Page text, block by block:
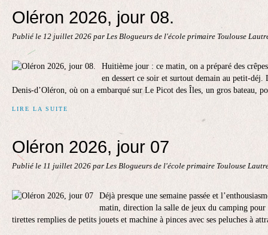
Oléron 2026, jour 08.
Publié le 12 juillet 2026 par Les Blogueurs de l'école primaire Toulouse
Huitième jour : ce matin, on a préparé des
en dessert ce soir et surtout demain au petit-
Denis-d’Oléron, où on a embarqué sur Le Picot des Îles, un gros bateau,
LIRE LA SUITE
Oléron 2026, jour 07
Publié le 11 juillet 2026 par Les Blogueurs de l'école primaire Toulouse
Déjà presque une semaine passée et
matin, direction la salle de jeux du camping pour
tirettes remplies de petits jouets et machine à pinces avec ses peluches à